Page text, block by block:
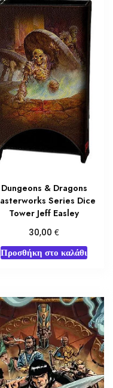
Dungeons & Dragons
Series Dice
Tower Jeff Easley
30,00€
Προσθήκη στο καλάθι